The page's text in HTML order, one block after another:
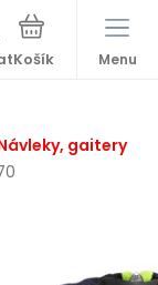
Menu
gaitery